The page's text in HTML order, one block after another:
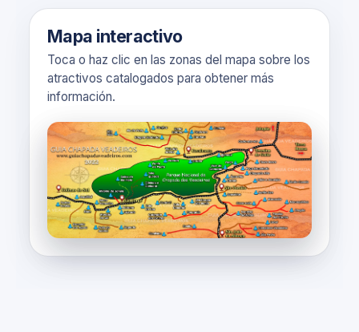
Mapa interactivo
Toca o haz clic en las zonas del mapa sobre los
atractivos catalogados para obtener más
información.